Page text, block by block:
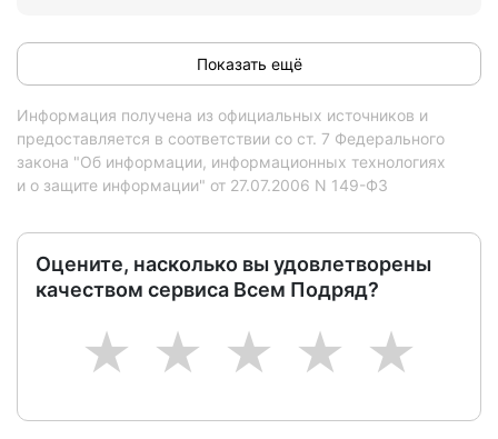
Показать ещё
Информация получена из официальных источников и
предоставляется в соответствии со ст. 7 Федерального
закона "Об информации, информационных технологиях
и о защите информации" от 27.07.2006 N 149-ФЗ
Оцените, насколько вы удовлетворены
качеством сервиса Всем Подряд?
5
4
3
2
1